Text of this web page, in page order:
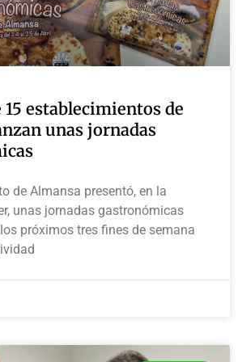
establecimientos de
unas jornadas
de Almansa presentó, en la
unas jornadas gastronómicas
próximos tres fines de semana